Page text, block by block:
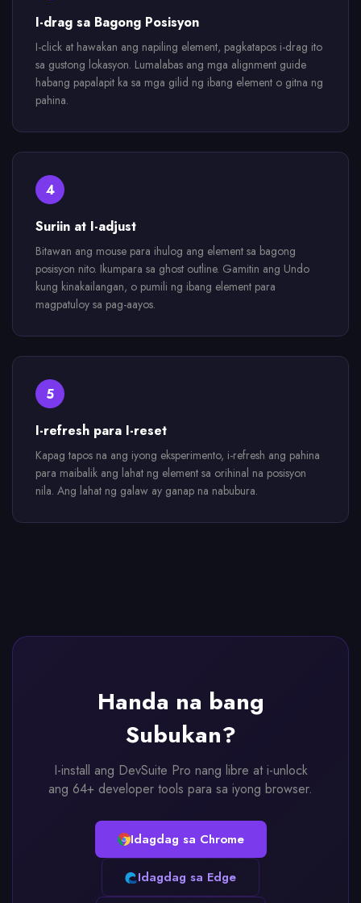
I-drag sa Bagong Posisyon
I-click at hawakan ang napiling element, pagkatapos i-drag ito
sa gustong lokasyon. Lumalabas ang mga alignment guide
habang papalapit ka sa mga gilid ng ibang element o gitna ng
pahina.
4
Suriin at I-adjust
Bitawan ang mouse para ihulog ang element sa bagong
posisyon nito. Ikumpara sa ghost outline. Gamitin ang Undo
kung kinakailangan, o pumili ng ibang element para
magpatuloy sa pag-aayos.
5
I-refresh para I-reset
Kapag tapos na ang iyong eksperimento, i-refresh ang pahina
para maibalik ang lahat ng element sa orihinal na posisyon
nila. Ang lahat ng galaw ay ganap na nabubura.
Handa na bang
Subukan?
I-install ang DevSuite Pro nang libre at i-unlock
ang 64+ developer tools para sa iyong browser.
Idagdag sa Chrome
Idagdag sa Edge